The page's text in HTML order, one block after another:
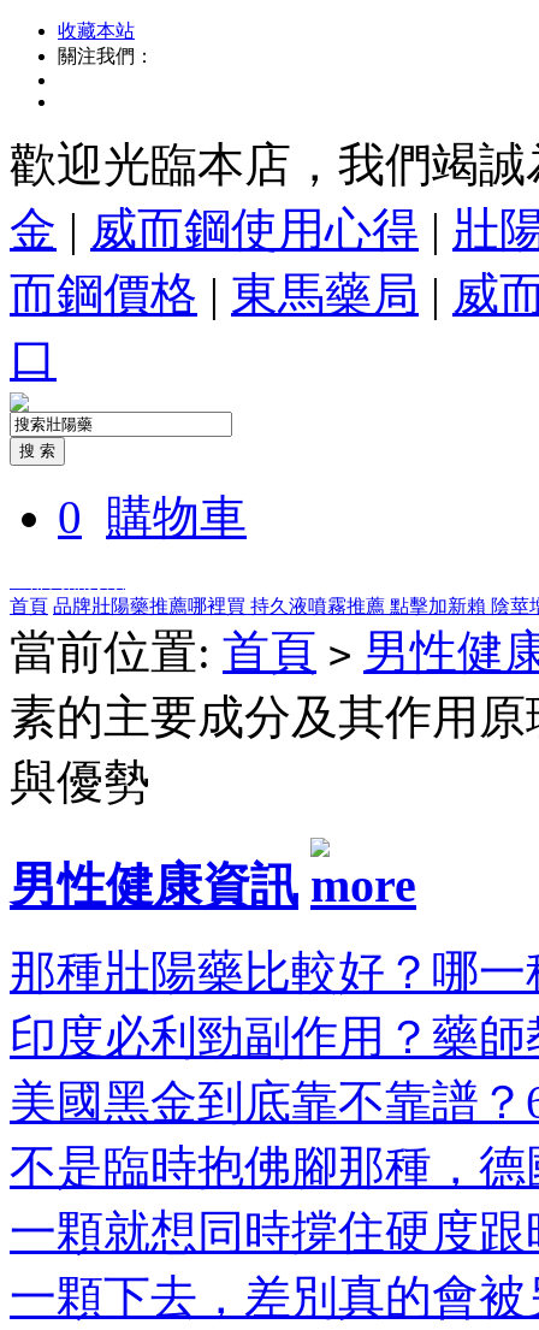
收藏本站
關注我們：
歡迎光臨本店，我們竭
金 | 威而鋼使用心得 | 壯
而鋼價格 | 東馬藥局 | 威
口
0 購物車
首頁 品牌壯陽藥推薦哪裡買 持久液噴霧推薦 點擊加新賴 陰莖
當前位置: 首頁 > 男性健
素的主要成分及其作用
與優勢
男性健康資訊
那種壯陽藥比較好？哪
印度必利勁副作用？藥
美國黑金到底靠不靠譜？
不是臨時抱佛腳那種，
一顆就想同時撐住硬度
一顆下去，差別真的會